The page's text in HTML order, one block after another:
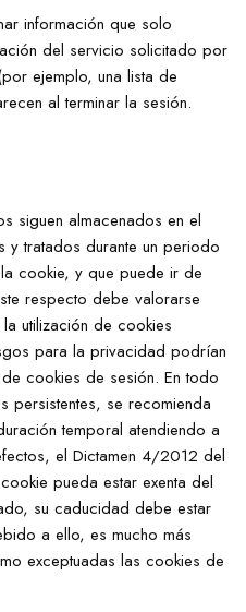
información que solo
del servicio solicitado por
ejemplo, una lista de
al terminar la sesión.
siguen almacenados en el
y tratados durante un periodo
cookie, y que puede ir de
respecto debe valorarse
utilización de cookies
para la privacidad podrían
cookies de sesión. En todo
persistentes, se recomienda
temporal atendiendo a
el Dictamen 4/2012 del
pueda estar exenta del
su caducidad debe estar
a ello, es mucho más
exceptuadas las cookies de